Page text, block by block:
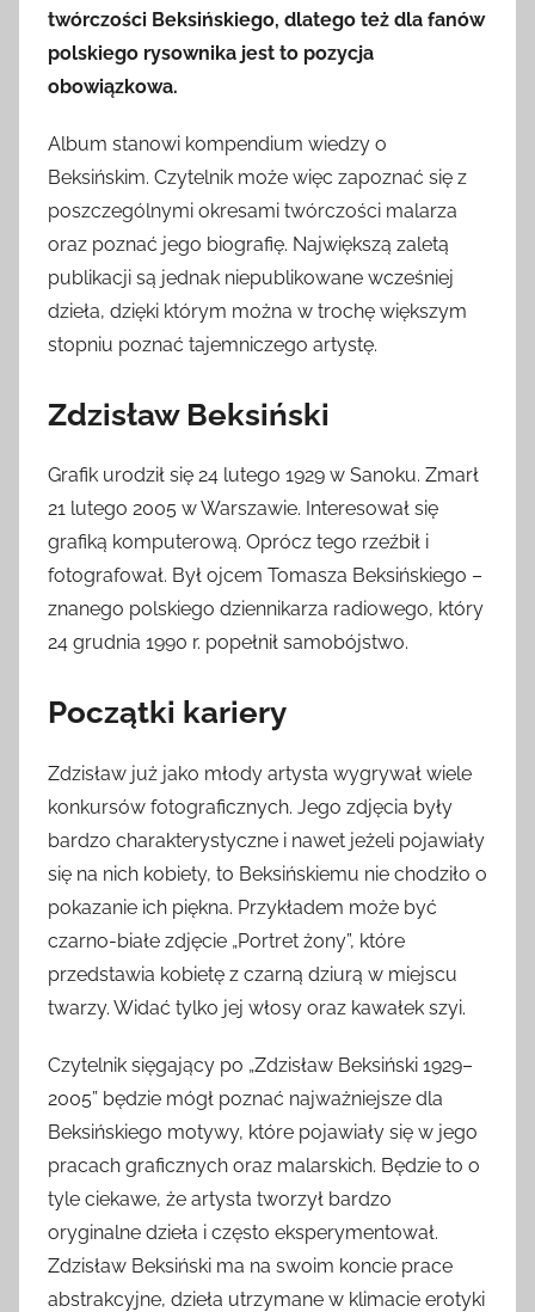
twórczości Beksińskiego, dlatego też dla fanów
polskiego rysownika jest to pozycja
obowiązkowa.
Album stanowi kompendium wiedzy o
Beksińskim. Czytelnik może więc zapoznać się z
poszczególnymi okresami twórczości malarza
oraz poznać jego biografię. Największą zaletą
publikacji są jednak niepublikowane wcześniej
dzieła, dzięki którym można w trochę większym
stopniu poznać tajemniczego artystę.
Zdzisław Beksiński
Grafik urodził się 24 lutego 1929 w Sanoku. Zmarł
21 lutego 2005 w Warszawie. Interesował się
grafiką komputerową. Oprócz tego rzeźbił i
fotografował. Był ojcem Tomasza Beksińskiego –
znanego polskiego dziennikarza radiowego, który
24 grudnia 1990 r. popełnił samobójstwo.
Początki kariery
Zdzisław już jako młody artysta wygrywał wiele
konkursów fotograficznych. Jego zdjęcia były
bardzo charakterystyczne i nawet jeżeli pojawiały
się na nich kobiety, to Beksińskiemu nie chodziło o
pokazanie ich piękna. Przykładem może być
czarno-białe zdjęcie „Portret żony”, które
przedstawia kobietę z czarną dziurą w miejscu
twarzy. Widać tylko jej włosy oraz kawałek szyi.
Czytelnik sięgający po „Zdzisław Beksiński 1929–
2005” będzie mógł poznać najważniejsze dla
Beksińskiego motywy, które pojawiały się w jego
pracach graficznych oraz malarskich. Będzie to o
tyle ciekawe, że artysta tworzył bardzo
oryginalne dzieła i często eksperymentował.
Zdzisław Beksiński ma na swoim koncie prace
abstrakcyjne, dzieła utrzymane w klimacie erotyki